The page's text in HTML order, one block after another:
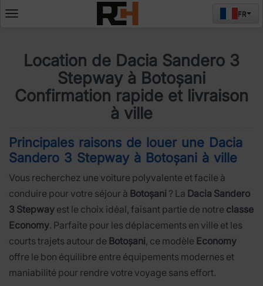
Deschide
FR
Location de Dacia Sandero 3
Stepway à Botoșani
Confirmation rapide et livraison
à ville
Principales raisons de louer une Dacia
Sandero 3 Stepway à Botoșani à ville
Vous recherchez une voiture polyvalente et facile à
conduire pour votre séjour à Botoșani ? La Dacia Sandero
3 Stepway est le choix idéal, faisant partie de notre classe
Economy. Parfaite pour les déplacements en ville et les
courts trajets autour de Botoșani, ce modèle Economy
offre le bon équilibre entre équipements modernes et
maniabilité pour rendre votre voyage sans effort.